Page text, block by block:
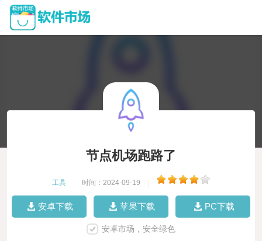
节点机场跑路了
工具 时间：2024-09-19
安卓下载 苹果下载 PC下载
安卓市场，安全绿色